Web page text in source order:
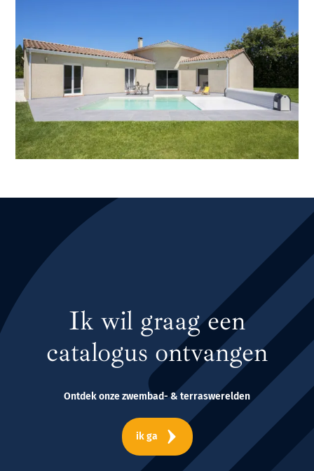
Ik wil graag een
catalogus ontvangen
Ontdek onze zwembad- & terraswerelden
ik ga